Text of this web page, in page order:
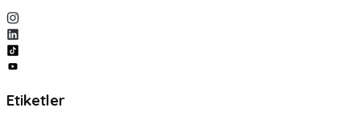
Etiketler